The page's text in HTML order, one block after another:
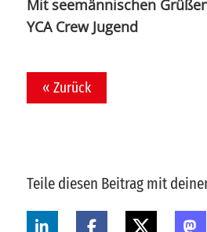
Mit seemännischen
YCA Crew Jugend
« Zurück
Teile diesen Beitrag mit